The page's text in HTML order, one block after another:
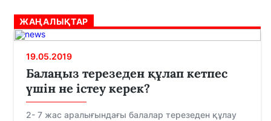
ЖАҢАЛЫҚТАР
19.05.2019
Балаңыз терезеден құлап кетпес
үшін не істеу керек?
2- 7 жас аралығындағы балалар терезеден құлау